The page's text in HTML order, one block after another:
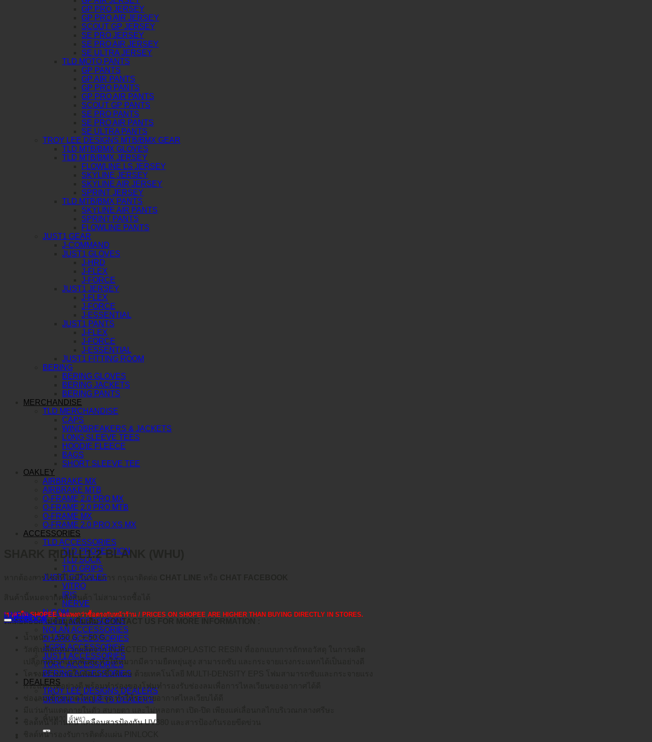
GP PRO JERSEY
GP PRO AIR JERSEY
SCOUT GP JERSEY
SE PRO JERSEY
SE PRO AIR JERSEY
SE ULTRA JERSEY
TLD MOTO PANTS
GP PANTS
GP AIR PANTS
GP PRO PANTS
GP PRO AIR PANTS
SCOUT GP PANTS
SE PRO PANTS
SE PRO AIR PANTS
SE ULTRA PANTS
TROY LEE DESIGNS MTB/BMX GEAR
TLD MTB/BMX GLOVES
TLD MTB/BMX JERSEY
FLOWLINE LS JERSEY
SKYLINE JERSEY
SKYLINE AIR JERSEY
SPRINT JERSEY
TLD MTB/BMX PANTS
SKYLINE AIR PANTS
SPRINT PANTS
FLOWLINE PANTS
JUST1 GEAR
J-COMMAND
JUST1 GLOVES
J-HRD
J-FLEX
J-FORCE
JUST1 JERSEY
J-FLEX
J-FORCE
J-ESSENTIAL
JUST1 PANTS
J-FLEX
J-FORCE
J-ESSENTIAL
JUST1 FITTING ROOM
BERING
BERING GLOVES
BERING JACKETS
BERING PANTS
MERCHANDISE
TLD MERCHANDISE
CAPS
WINDBREAKERS & JACKETS
LONG SLEEVE TEES
HOODIE FLEECE
BAGS
SHORT SLEEVE TEE
OAKLEY
AIRBRAKE MX
AIRBRAKE MTB
O-FRAME 2.0 PRO MX
O-FRAME 2.0 PRO MTB
O-FRAME MX
O-FRAME 2.0 PRO XS MX
ACCESSORIES
TLD ACCESSORIES
TLD PROTECTION
TLD SOCK
TLD GRIPS
JUST1 GOGGLES
VITRO
IRIS
NERVE
N-COM
X-LITE ACCESSORIES
NOLAN ACCESSORIES
SHARK ACCESSORIES
J-GPR ACCESSORIES
JUST1 ACCESSORIES
TORC ACCESSORIES
BERING ACCESSORIES
DEALERS
TROY LEE DESIGNS DEALERS
ORIGINE HELMETS DEALERS
SHARK RIDILL1.2 BLANK (WHU)
หากต้องการไซส์ที่ไม่มีในรายการ กรุณาติดต่อ
สินค้านี้หมดจากคลังสินค้า ไม่สามารถซื้อได้
*ราคาใน SHOPEE จะแพงกว่าซื้อตรงกับหน้าร้าน / PRICES ON SHOPEE ARE HIGHER THAN BUYING DIRECTLY IN STORES.
ติดต่อสอบถามข้อมูลเพิ่มเติม / CONTACT US FOR MORE INFORMATION :
LINE@
FACEBOOK
คำอธิบาย
น้ำหนัก 1,550 G. +-50 G.
วัสดุเปลือกหมวกผลิตจาก INJECTED THERMOPLASTIC RESIN ที่ออกแบบการถักทอวัสดุ ในการผลิต
เปลือกหมวกแบบพิเศษ ทำให้หมวกมีความยืดหยุ่นสูง สามารถซับ และกระจายแรงกระแทกได้เป็นอย่างดี
โครงสร้างภายในพัฒนาขึ้นพิเศษ ด้วยเทคโนโลยี MULTI-DENSITY EPS โฟมสามารถซับและกระจายแรง
กระแทกได้อย่างดี พร้อมทำร่องของโฟมทำรองรับช่องลมเพื่อการไหลเวียนของอากาศได้ดี
ช่องลมเข้าขนาดใหญ่ 3 จุด ทำให้ระบายอากาศไหลเวียบได้ดี
ชิลด์หน้าด้านหน้าเคลือบสารป้องกัน UV380 และสารป้องกันรอยขีดข่วน
ชิลด์หน้ารองรับการติดตั้งแผ่น PINLOCK